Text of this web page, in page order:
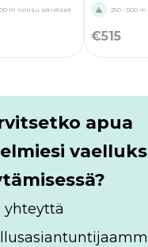
m nousu päivässä
250 - 500
€515
apua
yhteyttä